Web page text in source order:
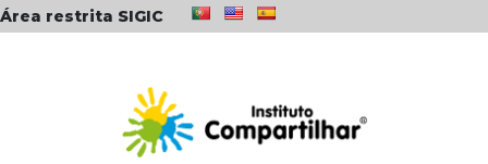
Área restrita SIGIC